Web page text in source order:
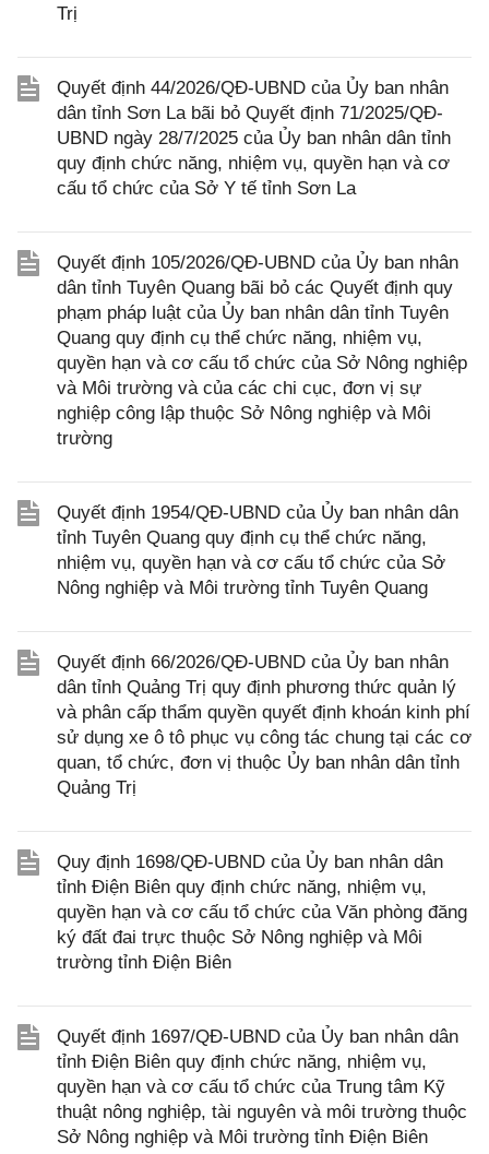
Trị
Quyết định 44/2026/QĐ-UBND của Ủy ban nhân
dân tỉnh Sơn La bãi bỏ Quyết định 71/2025/QĐ-
UBND ngày 28/7/2025 của Ủy ban nhân dân tỉnh
quy định chức năng, nhiệm vụ, quyền hạn và cơ
cấu tổ chức của Sở Y tế tỉnh Sơn La
Quyết định 105/2026/QĐ-UBND của Ủy ban nhân
dân tỉnh Tuyên Quang bãi bỏ các Quyết định quy
phạm pháp luật của Ủy ban nhân dân tỉnh Tuyên
Quang quy định cụ thể chức năng, nhiệm vụ,
quyền hạn và cơ cấu tổ chức của Sở Nông nghiệp
và Môi trường và của các chi cục, đơn vị sự
nghiệp công lập thuộc Sở Nông nghiệp và Môi
trường
Quyết định 1954/QĐ-UBND của Ủy ban nhân dân
tỉnh Tuyên Quang quy định cụ thể chức năng,
nhiệm vụ, quyền hạn và cơ cấu tổ chức của Sở
Nông nghiệp và Môi trường tỉnh Tuyên Quang
Quyết định 66/2026/QĐ-UBND của Ủy ban nhân
dân tỉnh Quảng Trị quy định phương thức quản lý
và phân cấp thẩm quyền quyết định khoán kinh phí
sử dụng xe ô tô phục vụ công tác chung tại các cơ
quan, tổ chức, đơn vị thuộc Ủy ban nhân dân tỉnh
Quảng Trị
Quy định 1698/QĐ-UBND của Ủy ban nhân dân
tỉnh Điện Biên quy định chức năng, nhiệm vụ,
quyền hạn và cơ cấu tổ chức của Văn phòng đăng
ký đất đai trực thuộc Sở Nông nghiệp và Môi
trường tỉnh Điện Biên
Quyết định 1697/QĐ-UBND của Ủy ban nhân dân
tỉnh Điện Biên quy định chức năng, nhiệm vụ,
quyền hạn và cơ cấu tổ chức của Trung tâm Kỹ
thuật nông nghiệp, tài nguyên và môi trường thuộc
Sở Nông nghiệp và Môi trường tỉnh Điện Biên